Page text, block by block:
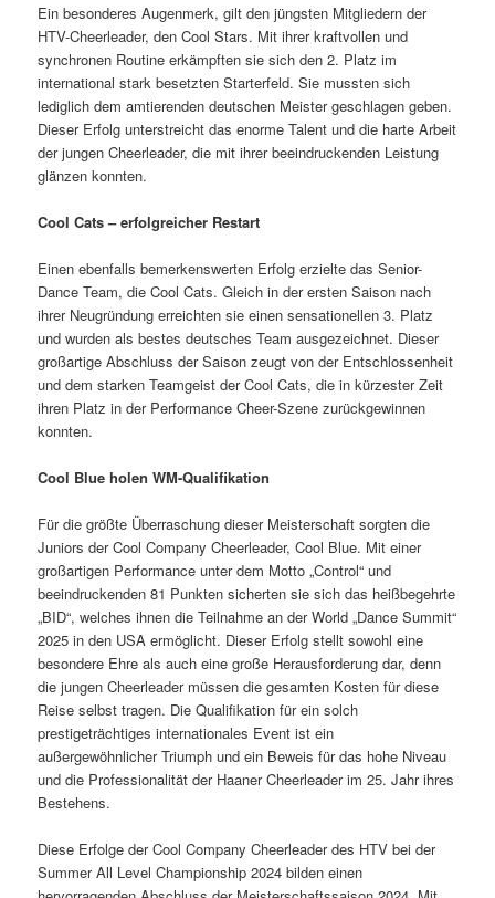
Ein besonderes Augenmerk, gilt den jüngsten Mitgliedern der
HTV-Cheerleader, den Cool Stars. Mit ihrer kraftvollen und
synchronen Routine erkämpften sie sich den 2. Platz im
international stark besetzten Starterfeld. Sie mussten sich
lediglich dem amtierenden deutschen Meister geschlagen geben.
Dieser Erfolg unterstreicht das enorme Talent und die harte Arbeit
der jungen Cheerleader, die mit ihrer beeindruckenden Leistung
glänzen konnten.
Cool Cats – erfolgreicher Restart
Einen ebenfalls bemerkenswerten Erfolg erzielte das Senior-
Dance Team, die Cool Cats. Gleich in der ersten Saison nach
ihrer Neugründung erreichten sie einen sensationellen 3. Platz
und wurden als bestes deutsches Team ausgezeichnet. Dieser
großartige Abschluss der Saison zeugt von der Entschlossenheit
und dem starken Teamgeist der Cool Cats, die in kürzester Zeit
ihren Platz in der Performance Cheer-Szene zurückgewinnen
konnten.
Cool Blue holen WM-Qualifikation
Für die größte Überraschung dieser Meisterschaft sorgten die
Juniors der Cool Company Cheerleader, Cool Blue. Mit einer
großartigen Performance unter dem Motto „Control“ und
beeindruckenden 81 Punkten sicherten sie sich das heißbegehrte
„BID“, welches ihnen die Teilnahme an der World „Dance Summit“
2025 in den USA ermöglicht. Dieser Erfolg stellt sowohl eine
besondere Ehre als auch eine große Herausforderung dar, denn
die jungen Cheerleader müssen die gesamten Kosten für diese
Reise selbst tragen. Die Qualifikation für ein solch
prestigeträchtiges internationales Event ist ein
außergewöhnlicher Triumph und ein Beweis für das hohe Niveau
und die Professionalität der Haaner Cheerleader im 25. Jahr ihres
Bestehens.
Diese Erfolge der Cool Company Cheerleader des HTV bei der
Summer All Level Championship 2024 bilden einen